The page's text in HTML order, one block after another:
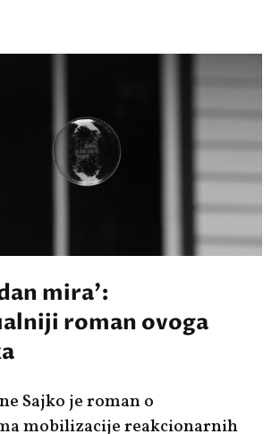
mira':
roman ovoga
Sajko je roman o
mobilizacije reakcionarnih